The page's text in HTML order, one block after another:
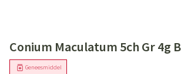
Conium Maculatum 5ch Gr 4g
Geneesmiddel